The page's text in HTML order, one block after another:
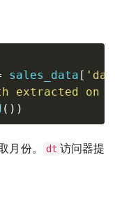
sales_data [
extracted on
( ) )
月份。 dt 访问器提